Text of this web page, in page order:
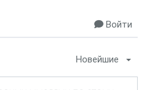
Войти
Новейшие